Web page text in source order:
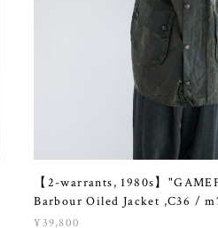
【2-warrants, 1980s】
Barbour Oiled Jacket ,C36 /
¥39,800